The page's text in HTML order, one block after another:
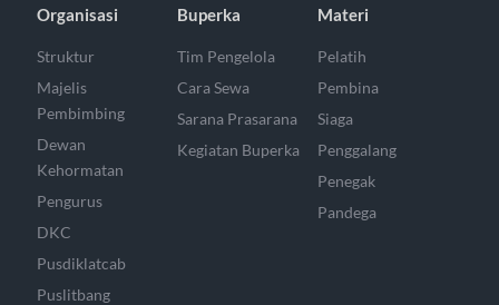
Organisasi
Struktur
Majelis
Pembimbing
Dewan
Kehormatan
Pengurus
DKC
Pusdiklatcab
Puslitbang
Buperka
Tim Pengelola
Cara Sewa
Sarana Prasarana
Kegiatan Buperka
Materi
Pelatih
Pembina
Siaga
Penggalang
Penegak
Pandega